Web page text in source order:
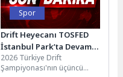
Spor
Drift Heyecanı TOSFED
İstanbul Park’ta Devam
Ediyor
2026 Türkiye Drift
Şampiyonası'nın üçüncü